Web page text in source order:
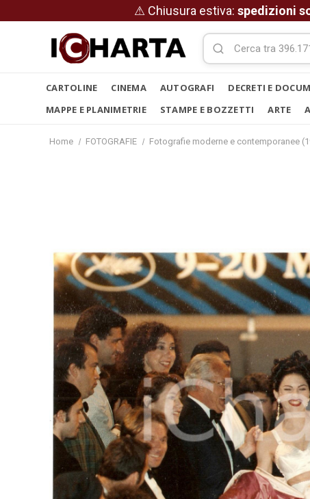
⚠ Chiusura estiva: spedizioni
CARTOLINE CINEMA AUTOGRAFI DECRETI E
MAPPE E PLANIMETRIE
STAMPE E BOZZETTI ARTE
Home FOTOGRAFIE Fotografie moderne e contemporanee